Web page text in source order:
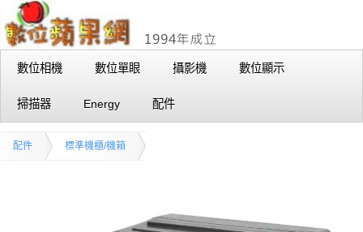
數位相機 數位單眼 攝影機 數位顯示
掃描器 Energy 配件
配件 標準機櫃/機箱